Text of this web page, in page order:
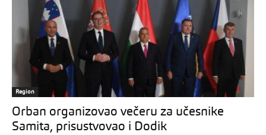
Region
Orban organizovao večeru za učesnike
Samita, prisustvovao i Dodik